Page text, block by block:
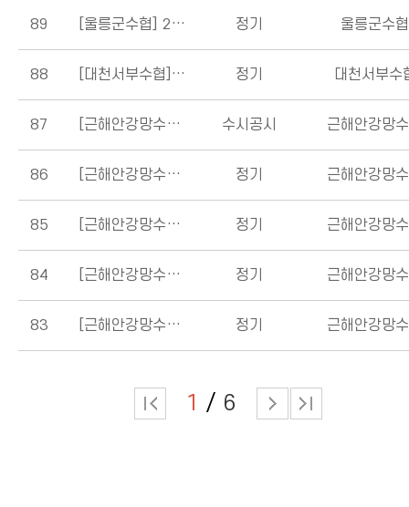
89 [울릉군수협] 22년 상반기 정기 및 요약 경영공시 정기 울릉군수협
88 [대천서부수협] 2022 상반기 정기경영공시 정기 대천서부수
87 [근해안강망수협] 수시공시수시공시 근해안강망
86 [근해안강망수협] 2021년 외부감사보고서
정기 근해안강망
85 [근해안강망수협] 2021년말 요약경영공시
정기 근해안강망
84 [근해안강망수협] 2021년말 경영공시
정기 근해안강망
83 [근해안강망수협] 2021년 상반기 요약경영공시
정기 근해안강망
1 6